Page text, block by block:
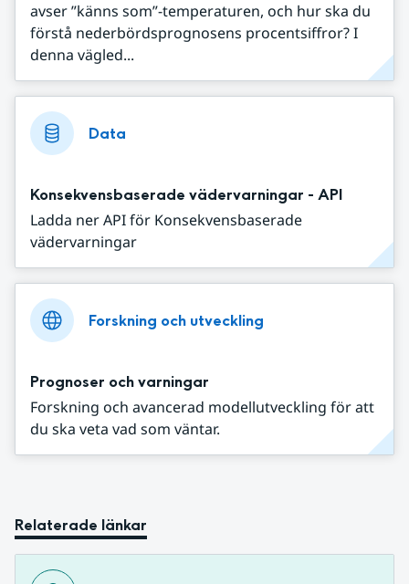
avser ”känns som”-temperaturen, och hur ska du
förstå nederbördsprognosens procentsiffror? I
denna vägled...
Data
Konsekvensbaserade vädervarningar - API
Ladda ner API för Konsekvensbaserade
vädervarningar
Forskning och utveckling
Prognoser och varningar
Forskning och avancerad modellutveckling för att
du ska veta vad som väntar.
Relaterade länkar